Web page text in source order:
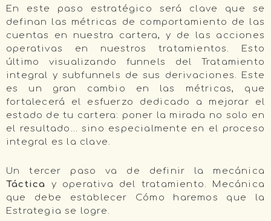
En este paso estratégico será clave que se
definan las métricas de comportamiento de las
cuentas en nuestra cartera, y de las acciones
operativas en nuestros tratamientos. Esto
último visualizando funnels del Tratamiento
integral y subfunnels de sus derivaciones. Este
es un gran cambio en las métricas, que
fortalecerá el esfuerzo dedicado a mejorar el
estado de tu cartera: poner la mirada no solo en
el resultado… sino especialmente en el proceso
integral es la clave.
Un tercer paso va de definir la mecánica
Táctica y operativa del tratamiento. Mecánica
que debe establecer Cómo haremos que la
Estrategia se logre.